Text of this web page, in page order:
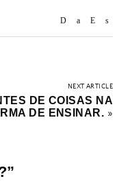
NEXT ARTICLE
DE COISAS NA
DE ENSINAR. »
”